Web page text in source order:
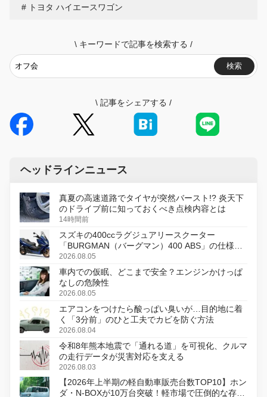
トヨタ ハイエースワゴン
\ キーワードで記事を検索する /
検索
\ 記事をシェアする /
ヘッドラインニュース
真夏の高速道路でタイヤが突然バースト!? 炎天下
のドライブ前に知っておくべき点検内容とは
14時間前
スズキの400ccラグジュアリースクーター
「BURGMAN（バーグマン）400 ABS」の仕様を
変更し、8月18日に発売
2026.08.05
車内での仮眠、どこまで安全？エンジンかけっぱ
なしの危険性
2026.08.05
エアコンをつけたら酸っぱい臭いが…目的地に着
く「3分前」のひと工夫でカビを防ぐ方法
2026.08.04
令和8年熊本地震で「通れる道」を可視化、クルマ
の走行データが災害対応を支える
2026.08.03
【2026年上半期の軽自動車販売台数TOP10】ホン
ダ・N-BOXが10万台突破！軽市場で圧倒的な存在